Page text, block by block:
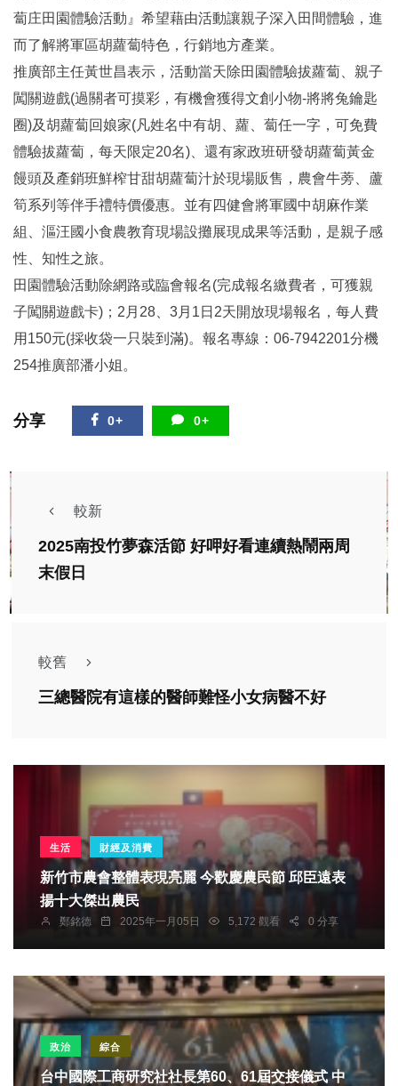
蔔庄田園體驗活動』希望藉由活動讓親子深入田間體驗，進
而了解將軍區胡蘿蔔特色，行銷地方產業。
推廣部主任黃世昌表示，活動當天除田園體驗拔蘿蔔、親子
闖關遊戲(過關者可摸彩，有機會獲得文創小物-將將兔鑰匙
圈)及胡蘿蔔回娘家(凡姓名中有胡、蘿、蔔任一字，可免費
體驗拔蘿蔔，每天限定20名)、還有家政班研發胡蘿蔔黃金
饅頭及產銷班鮮榨甘甜胡蘿蔔汁於現場販售，農會牛蒡、蘆
筍系列等伴手禮特價優惠。並有四健會將軍國中胡麻作業
組、漚汪國小食農教育現場設攤展現成果等活動，是親子感
性、知性之旅。
田園體驗活動除網路或臨會報名(完成報名繳費者，可獲親
子闖關遊戲卡)；2月28、3月1日2天開放現場報名，每人費
用150元(採收袋一只裝到滿)。報名專線：06-7942201分機
254推廣部潘小姐。
分享 0+ 0+
較新
2025南投竹夢森活節 好呷好看連續熱鬧兩周
末假日
較舊
三總醫院有這樣的醫師難怪小女病醫不好
生活 財經及消費
新竹市農會整體表現亮麗 今歡慶農民節 邱臣遠表
揚十大傑出農民
鄭銘德 2025年一月05日 5,172 觀看 0 分享
政治 綜合
台中國際工商研究社社長第60、61屆交接儀式 中